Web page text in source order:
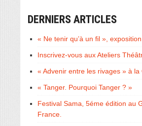
DERNIERS ARTICLES
« Ne tenir qu’à un fil »,
Inscrivez-vous aux Ateliers
« Advenir entre les rivages » à la
« Tanger. Pourquoi Tanger ? »
Festival Sama, 5éme édition au
France.